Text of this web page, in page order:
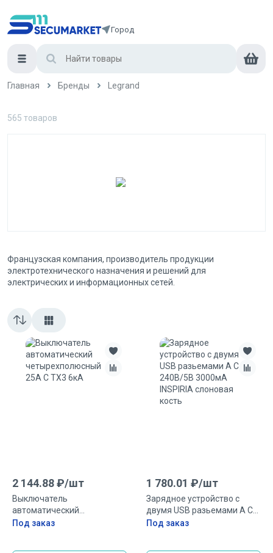
Город
Главная Бренды Legrand
565 товаров
Французская компания, производитель продукции
электротехнического назначения и решений для
электрических и информационных сетей.
2 144.88₽/шт
Выключатель
автоматический
четырехполюсный 25А C
Под заказ
1 780.01 ₽/шт
Зарядное устройство с
двумя USB разьемами A C
240В/5В 3000мА INSPIRIA
Под заказ